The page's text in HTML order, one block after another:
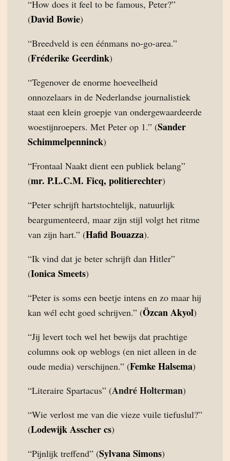
“How does it feel to be famous, Peter?”
(David Bowie)
“Breedveld is een éénmans no-go-area.”
(Fréderike Geerdink)
“Tegenover de enorme hoeveelheid
onnozelaars in de Nederlandse journalistiek
staat een klein groepje van ondergewaardeerde
woestijnroepers. Met Peter op 1.” (Sander
Schimmelpenninck)
“Frontaal Naakt dient een publiek belang”
(mr. P.L.C.M. Ficq, politierechter)
“Peter schrijft hartstochtelijk, natuurlijk
beargumenteerd, maar zijn stijl volgt het ritme
van zijn hart.” (Hafid Bouazza).
“Ik vind dat je beter schrijft dan Hitler”
(Ionica Smeets)
“Peter is soms een beetje intens en zo maar hij
kan wél echt goed schrijven.” (Özcan Akyol)
“Jij levert toch wel het bewijs dat prachtige
columns ook op weblogs (en niet alleen in de
oude media) verschijnen.” (Femke Halsema)
“Literaire Spartacus” (André Holterman)
“Wie verlost me van die vieze vuile tiefuslul?”
(Lodewijk Asscher cs)
“Pijnlijk treffend” (Sylvana Simons)